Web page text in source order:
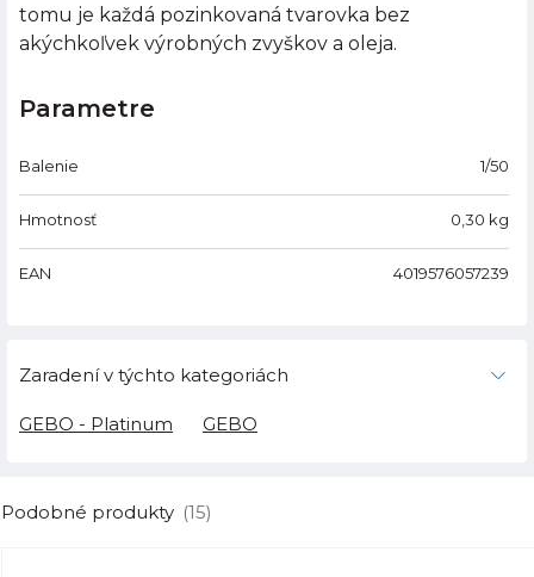
tomu je každá pozinkovaná tvarovka bez
akýchkoľvek výrobných zvyškov a oleja.
Parametre
Balenie 1/50
Hmotnosť 0,30 kg
EAN 4019576057239
Zaradení v týchto kategoriách
GEBO - Platinum GEBO
Podobné produkty (15)